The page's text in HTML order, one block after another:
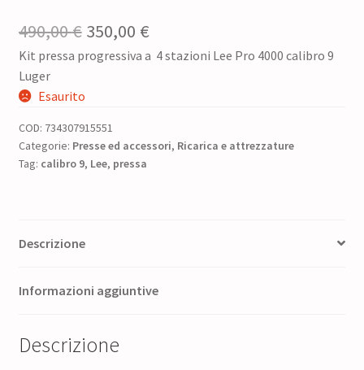
490,00€ Il
prezzo
490,00 €.
350,00 €Il
prezzo
350,00 €.
Kit pressa progressiva a 4 stazioni Lee Pro 4000 calibro 9
Luger
Esaurito
COD: 734307915551
Categorie: Presse ed accessori, Ricarica e attrezzature
Tag: calibro 9, Lee, pressa
Descrizione
Informazioni aggiuntive
Descrizione